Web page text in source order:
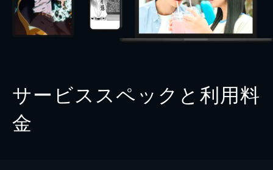
サービススペックと利用料
金